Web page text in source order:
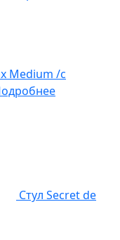
Medium /с
Стул Secret de